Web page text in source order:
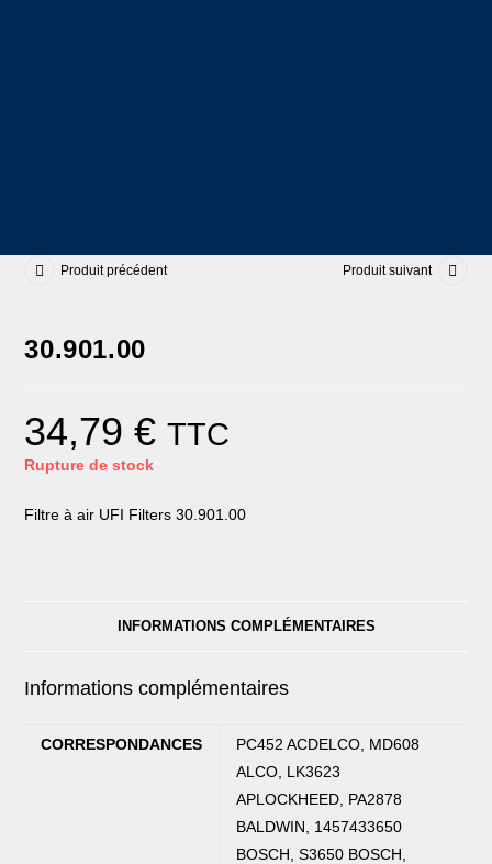
Produit précédent Produit suivant
30.901.00
34,79€ TTC
Rupture de stock
Filtre à air UFI Filters 30.901.00
INFORMATIONS COMPLÉMENTAIRES
Informations complémentaires
CORRESPONDANCES
PC452 ACDELCO, MD608
ALCO, LK3623
APLOCKHEED, PA2878
BALDWIN, 1457433650
BOSCH, S3650 BOSCH,